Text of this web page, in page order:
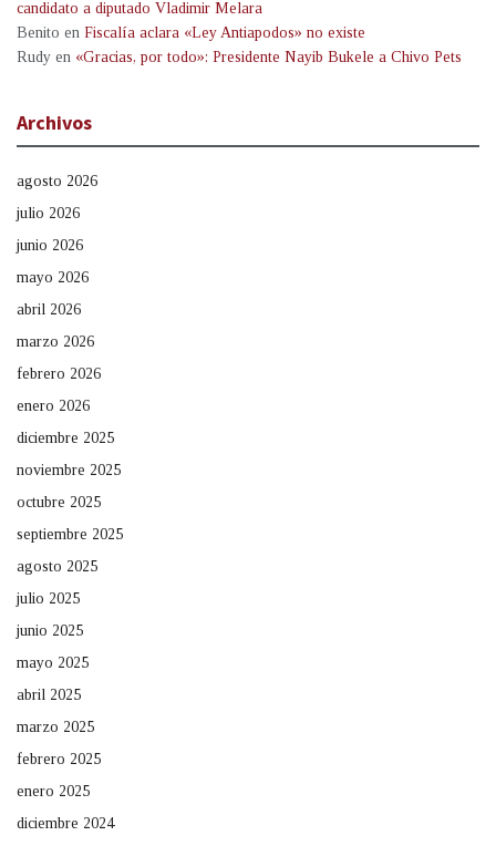
candidato a diputado Vladimir Melara
Benito en Fiscalía aclara «Ley Antiapodos» no existe
Rudy en «Gracias, por todo»: Presidente Nayib Bukele a Chivo Pets
Archivos
agosto 2026
julio 2026
junio 2026
mayo 2026
abril 2026
marzo 2026
febrero 2026
enero 2026
diciembre 2025
noviembre 2025
octubre 2025
septiembre 2025
agosto 2025
julio 2025
junio 2025
mayo 2025
abril 2025
marzo 2025
febrero 2025
enero 2025
diciembre 2024